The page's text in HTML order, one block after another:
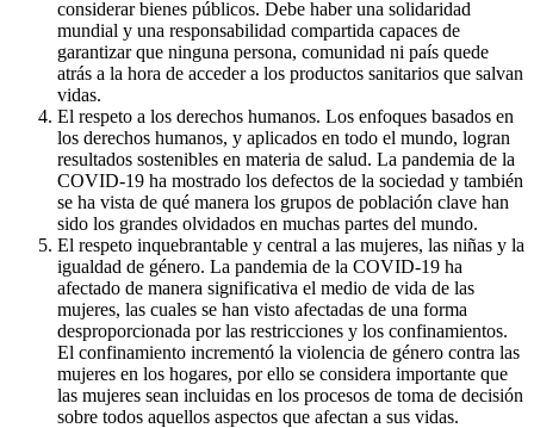
considerar bienes públicos. Debe haber una solidaridad
mundial y una responsabilidad compartida capaces de
garantizar que ninguna persona, comunidad ni país quede
atrás a la hora de acceder a los productos sanitarios que salvan
vidas.
El respeto a los derechos humanos. Los enfoques basados en
los derechos humanos, y aplicados en todo el mundo, logran
resultados sostenibles en materia de salud. La pandemia de la
COVID-19 ha mostrado los defectos de la sociedad y también
se ha vista de qué manera los grupos de población clave han
sido los grandes olvidados en muchas partes del mundo.
El respeto inquebrantable y central a las mujeres, las niñas y la
igualdad de género. La pandemia de la COVID-19 ha
afectado de manera significativa el medio de vida de las
mujeres, las cuales se han visto afectadas de una forma
desproporcionada por las restricciones y los confinamientos.
El confinamiento incrementó la violencia de género contra las
mujeres en los hogares, por ello se considera importante que
las mujeres sean incluidas en los procesos de toma de decisión
sobre todos aquellos aspectos que afectan a sus vidas.